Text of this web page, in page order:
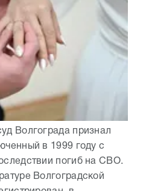
Волгограда признал
в 1999 году с
погиб на СВО.
Волгоградской